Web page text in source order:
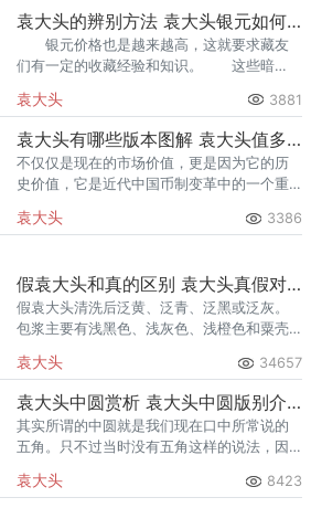
圆。
袁大头的辨别方法 袁大头银元如何保存
银元价格也是越来越高，这就要求藏友
们有一定的收藏经验和知识。 这些暗
造。
袁大头 3881
袁大头有哪些版本图解 袁大头值多少钱
不仅仅是现在的市场价值，更是因为它的历
史价值，它是近代中国币制变革中的一个重
色。三版中，不论多寡，品相决定价值。
袁大头 3386
假袁大头和真的区别 袁大头真假对比图
假袁大头清洗后泛黄、泛青、泛黑或泛灰。
包浆主要有浅黑色、浅灰色、浅橙色和粟壳
起。
袁大头 34657
袁大头中圆赏析 袁大头中圆版别介绍
其实所谓的中圆就是我们现在口中所常说的
五角。只不过当时没有五角这样的说法，因
之为中圆。
袁大头 8423